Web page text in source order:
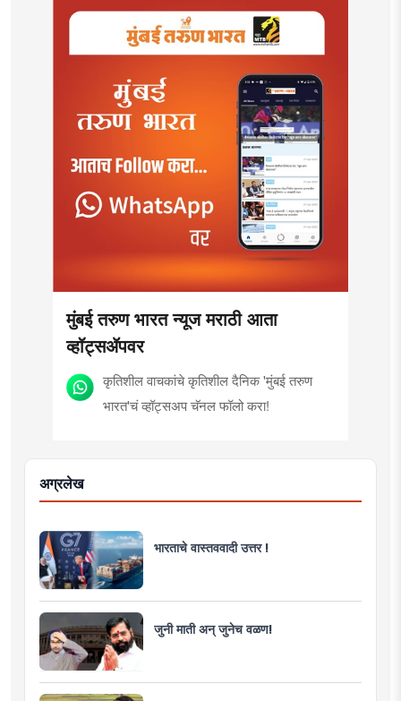
मुंबई तरुण भारत न्यूज मराठी आता
व्हॉट्सॲपवर
कृतिशील वाचकांचे कृतिशील दैनिक 'मुंबई तरुण
भारत'चं व्हॉट्सअप चॅनल फॉलो करा!
अग्रलेख
भारताचे वास्तववादी उत्तर !
जुनी माती अन् जुनेच वळण!